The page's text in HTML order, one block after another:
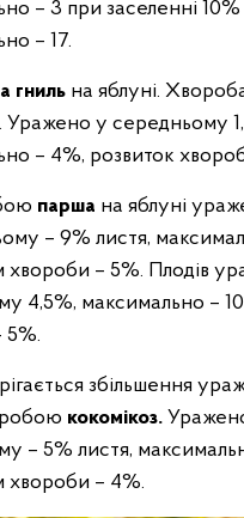
– 3 при заселенні 10%
– 17.
гниль на яблуні.
у середньому
– 4%, розвиток
парша на яблуні
– 9% листя,
хвороби – 5%. Плодів
4,5%, максимально –
5%.
збільшення
кокомікоз.
– 5% листя,
хвороби – 4%.